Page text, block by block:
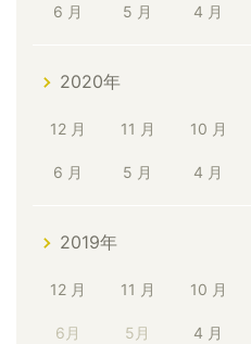
6 月 5 月 4 月
2020年
12 月 11 月 10 月
6 月 5 月 4 月
2019年
12 月 11 月 10 月
6月 5月 4 月